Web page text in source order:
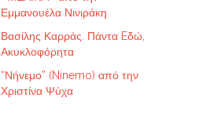
Εμμανουέλα Νινιράκη
Βασίλης Καρράς. Πάντα Eδώ,
Ακυκλοφόρητα
“Νήνεμο” (Ninemo) από την
Χριστίνα Ψύχα